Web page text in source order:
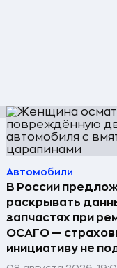
Автомобили
В России
раскрывать
запчастях при
ОСАГО —
инициативу не